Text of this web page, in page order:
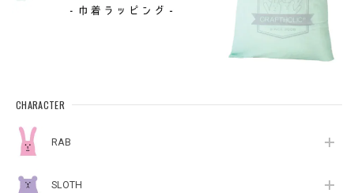
CHARACTER
RAB
SLOTH